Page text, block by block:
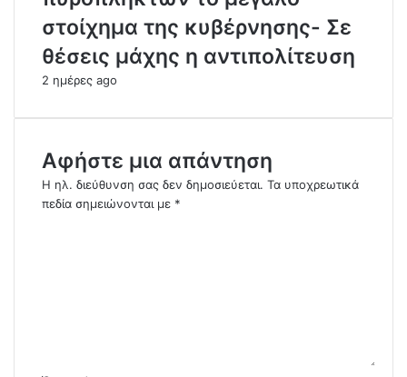
στοίχημα της κυβέρνησης- Σε
θέσεις μάχης η αντιπολίτευση
2 ημέρες ago
Αφήστε μια απάντηση
Η ηλ. διεύθυνση σας δεν δημοσιεύεται. Τα υποχρεωτικά
πεδία σημειώνονται με *